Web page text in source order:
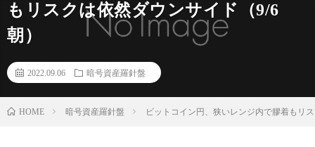
もリスクは依然ダウンサイド（9/6
朝）
2022.09.06 暗号資産羅針盤
HOME 暗号資産羅針盤 ビットコイン円、狭いレンジ内で膠着もリ